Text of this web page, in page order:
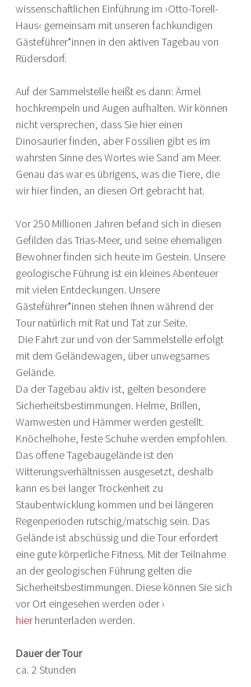
wissenschaftlichen Einführung im ›Otto-Torell-
Haus‹ gemeinsam mit unseren fachkundigen
Gästeführer*innen in den aktiven Tagebau von
Rüdersdorf.
Auf der Sammelstelle heißt es dann: Ärmel
hochkrempeln und Augen aufhalten. Wir können
nicht versprechen, dass Sie hier einen
Dinosaurier finden, aber Fossilien gibt es im
wahrsten Sinne des Wortes wie Sand am Meer.
Genau das war es übrigens, was die Tiere, die
wir hier finden, an diesen Ort gebracht hat.
Vor 250 Millionen Jahren befand sich in diesen
Gefilden das Trias-Meer, und seine ehemaligen
Bewohner finden sich heute im Gestein. Unsere
geologische Führung ist ein kleines Abenteuer
mit vielen Entdeckungen. Unsere
Gästeführer*innen stehen Ihnen während der
Tour natürlich mit Rat und Tat zur Seite.
Die Fahrt zur und von der Sammelstelle erfolgt
mit dem Geländewagen, über unwegsames
Gelände.
Da der Tagebau aktiv ist, gelten besondere
Sicherheitsbestimmungen. Helme, Brillen,
Warnwesten und Hämmer werden gestellt.
Knöchelhohe, feste Schuhe werden empfohlen.
Das offene Tagebaugelände ist den
Witterungsverhältnissen ausgesetzt, deshalb
kann es bei langer Trockenheit zu
Staubentwicklung kommen und bei längeren
Regenperioden rutschig/matschig sein. Das
Gelände ist abschüssig und die Tour erfordert
eine gute körperliche Fitness. Mit der Teilnahme
an der geologischen Führung gelten die
Sicherheitsbestimmungen. Diese können Sie sich
vor Ort eingesehen werden oder ›
hier herunterladen werden.
Dauer der Tour
ca. 2 Stunden